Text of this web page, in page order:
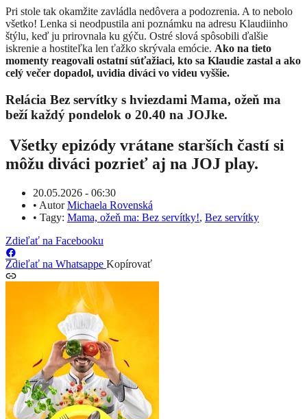
Pri stole tak okamžite zavládla nedôvera a podozrenia. A to nebolo
všetko! Lenka si neodpustila ani poznámku na adresu Klaudiinho
štýlu, keď ju prirovnala ku gýču. Ostré slová spôsobili ďalšie
iskrenie a hostiteľka len ťažko skrývala emócie. Ako na tieto
momenty reagovali ostatní súťažiaci, kto sa Klaudie zastal a ako
celý večer dopadol, uvidia diváci vo videu vyššie.
Relácia Bez servítky s hviezdami Mama, ožeň ma
beží každý pondelok o 20.40 na JOJke.
Všetky epizódy vrátane starších častí si
môžu diváci pozrieť aj na JOJ play.
20.05.2026 - 06:30
• AutorMichaela Rovenská
• Tagy: Mama, ožeň ma: Bez servítky!, Bez servítky
Zdieľať na Facebooku
Zdieľať na Whatsappe Kopírovať